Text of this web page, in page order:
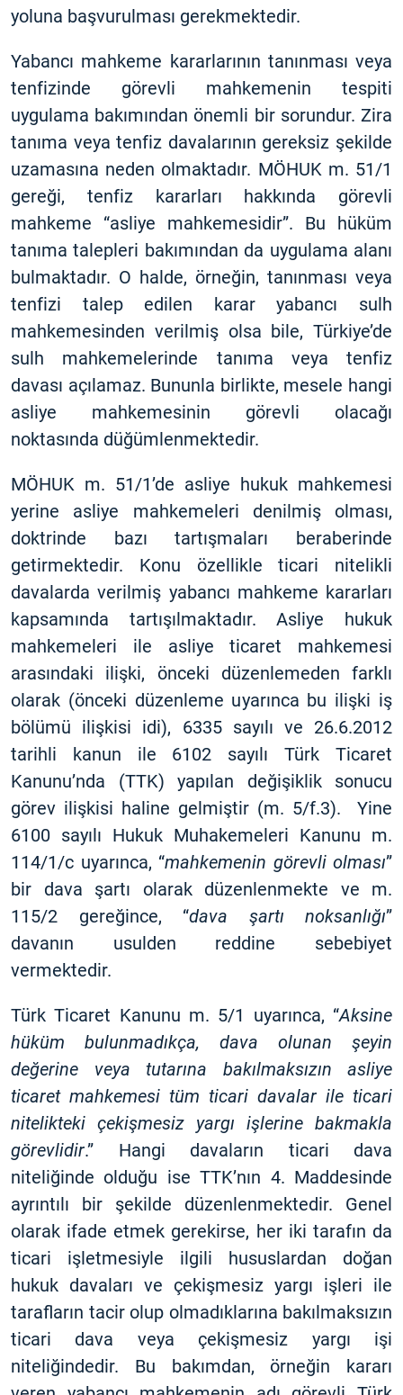
yoluna başvurulması gerekmektedir.
Yabancı mahkeme kararlarının tanınması veya
tenfizinde görevli mahkemenin tespiti
uygulama bakımından önemli bir sorundur. Zira
tanıma veya tenfiz davalarının gereksiz şekilde
uzamasına neden olmaktadır. MÖHUK m. 51/1
gereği, tenfiz kararları hakkında görevli
mahkeme “asliye mahkemesidir”. Bu hüküm
tanıma talepleri bakımından da uygulama alanı
bulmaktadır. O halde, örneğin, tanınması veya
tenfizi talep edilen karar yabancı sulh
mahkemesinden verilmiş olsa bile, Türkiye’de
sulh mahkemelerinde tanıma veya tenfiz
davası açılamaz. Bununla birlikte, mesele hangi
asliye mahkemesinin görevli olacağı
noktasında düğümlenmektedir.
MÖHUK m. 51/1’de asliye hukuk mahkemesi
yerine asliye mahkemeleri denilmiş olması,
doktrinde bazı tartışmaları beraberinde
getirmektedir. Konu özellikle ticari nitelikli
davalarda verilmiş yabancı mahkeme kararları
kapsamında tartışılmaktadır. Asliye hukuk
mahkemeleri ile asliye ticaret mahkemesi
arasındaki ilişki, önceki düzenlemeden farklı
olarak (önceki düzenleme uyarınca bu ilişki iş
bölümü ilişkisi idi), 6335 sayılı ve 26.6.2012
tarihli kanun ile 6102 sayılı Türk Ticaret
Kanunu’nda (TTK) yapılan değişiklik sonucu
görev ilişkisi haline gelmiştir (m. 5/f.3). Yine
6100 sayılı Hukuk Muhakemeleri Kanunu m.
114/1/c uyarınca, “mahkemenin görevli olması”
bir dava şartı olarak düzenlenmekte ve m.
115/2 gereğince, “dava şartı noksanlığı”
davanın usulden reddine sebebiyet
vermektedir.
Türk Ticaret Kanunu m. 5/1 uyarınca, “Aksine
hüküm bulunmadıkça, dava olunan şeyin
değerine veya tutarına bakılmaksızın asliye
ticaret mahkemesi tüm ticari davalar ile ticari
nitelikteki çekişmesiz yargı işlerine bakmakla
görevlidir.” Hangi davaların ticari dava
niteliğinde olduğu ise TTK’nın 4. Maddesinde
ayrıntılı bir şekilde düzenlenmektedir. Genel
olarak ifade etmek gerekirse, her iki tarafın da
ticari işletmesiyle ilgili hususlardan doğan
hukuk davaları ve çekişmesiz yargı işleri ile
tarafların tacir olup olmadıklarına bakılmaksızın
ticari dava veya çekişmesiz yargı işi
niteliğindedir. Bu bakımdan, örneğin kararı